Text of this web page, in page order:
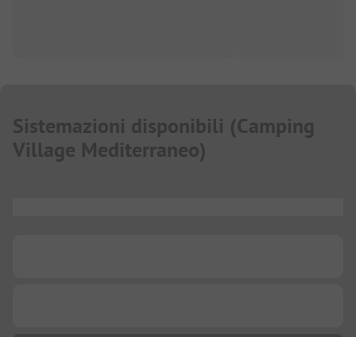
Sistemazioni disponibili (Camping
Village Mediterraneo)